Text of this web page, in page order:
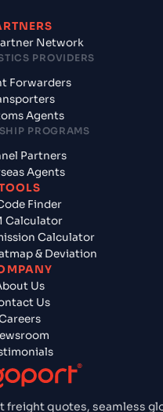
freight quotes, seamless
Network
PROVIDERS
Forwarders
Agents
PROGRAMS
Partners
Agents
Finder
Calculator
Calculator
& Deviation
Us
Us